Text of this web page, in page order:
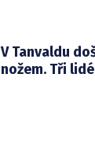
V Tanvaldu
nožem. Tři